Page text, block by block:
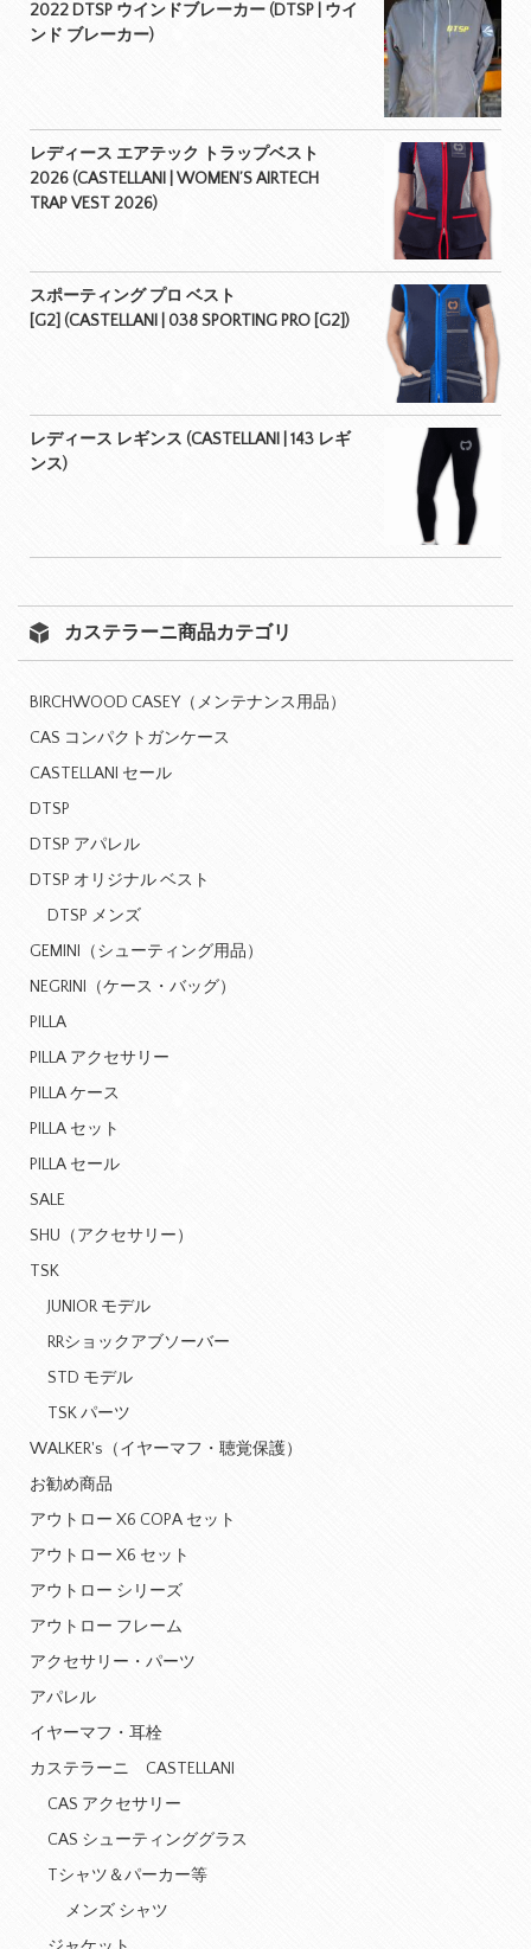
2022 DTSP ウインドブレーカー (DTSP | ウイ
ンド ブレーカー)
レディース エアテック トラップベスト
2026 (CASTELLANI | WOMEN’S AIRTECH
TRAP VEST 2026)
スポーティング プロ ベスト
[G2] (CASTELLANI | 038 SPORTING PRO [G2])
レディース レギンス (CASTELLANI | 143 レギ
ンス)
カステラーニ商品カテゴリ
BIRCHWOOD CASEY（メンテナンス用品）
CAS コンパクトガンケース
CASTELLANI セール
DTSP
DTSP アパレル
DTSP オリジナル ベスト
DTSP メンズ
GEMINI（シューティング用品）
NEGRINI（ケース・バッグ）
PILLA
PILLA アクセサリー
PILLA ケース
PILLA セット
PILLA セール
SALE
SHU（アクセサリー）
TSK
JUNIOR モデル
RRショックアブソーバー
STD モデル
TSK パーツ
WALKER's（イヤーマフ・聴覚保護）
お勧め商品
アウトロー X6 COPA セット
アウトロー X6 セット
アウトロー シリーズ
アウトロー フレーム
アクセサリー・パーツ
アパレル
イヤーマフ・耳栓
カステラーニ CASTELLANI
CAS アクセサリー
CAS シューティンググラス
Tシャツ＆パーカー等
メンズ シャツ